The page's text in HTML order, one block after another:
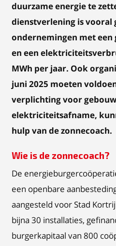
duurzame energie te
dienstverlening is vooral
ondernemingen met
en een
MWh per jaar. Ook
juni 2025 moeten
verplichting voor
elektriciteitsafname,
hulp van de zonnecoach.
Wie is de zonnecoach?
De
een openbare
aangesteld voor Stad
bijna 30 installaties,
burgerkapitaal van 800